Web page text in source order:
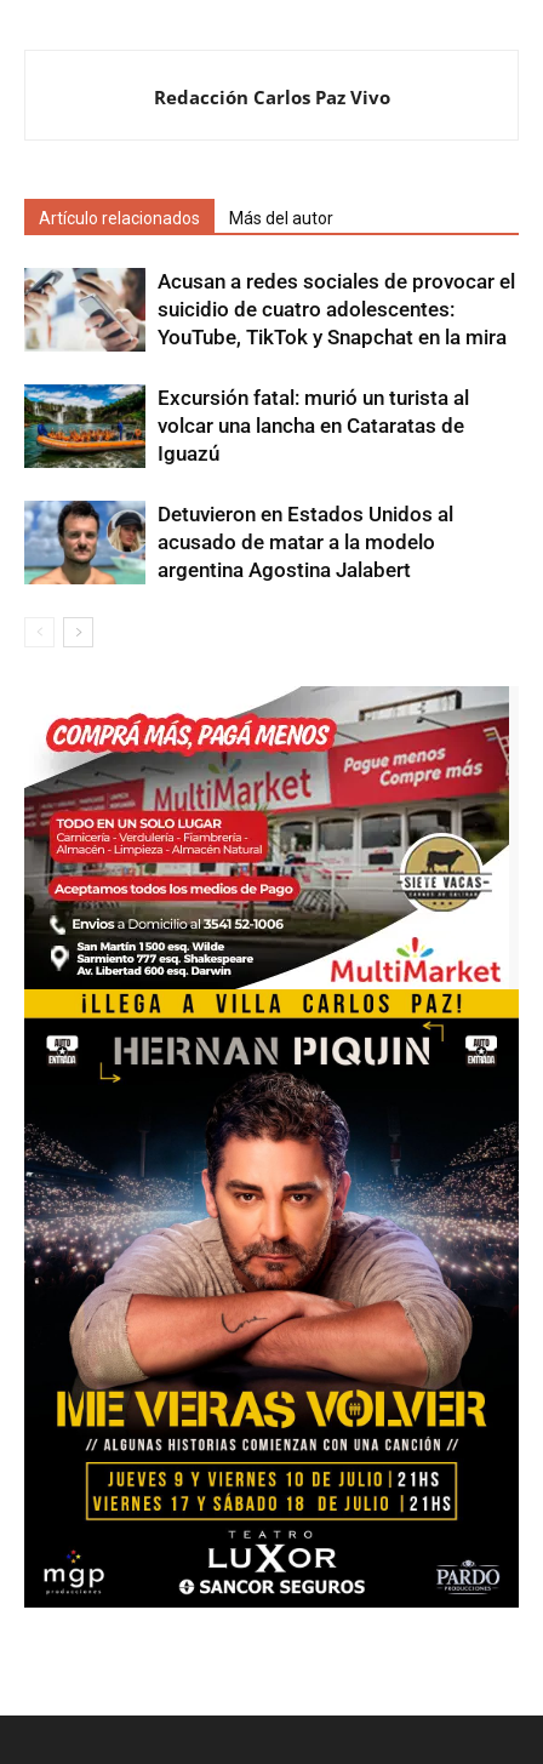
Redacción Carlos Paz Vivo
Artículo relacionados Más del autor
Acusan a redes sociales de provocar el
suicidio de cuatro adolescentes:
YouTube, TikTok y Snapchat en la mira
Excursión fatal: murió un turista al
volcar una lancha en Cataratas de
Iguazú
Detuvieron en Estados Unidos al
acusado de matar a la modelo
argentina Agostina Jalabert